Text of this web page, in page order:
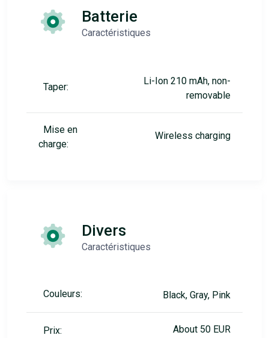
Batterie
Caractéristiques
Taper:
Li-Ion 210 mAh, non-
removable
Mise en
charge:
Wireless charging
Divers
Caractéristiques
Couleurs: Black, Gray, Pink
Prix: About 50 EUR